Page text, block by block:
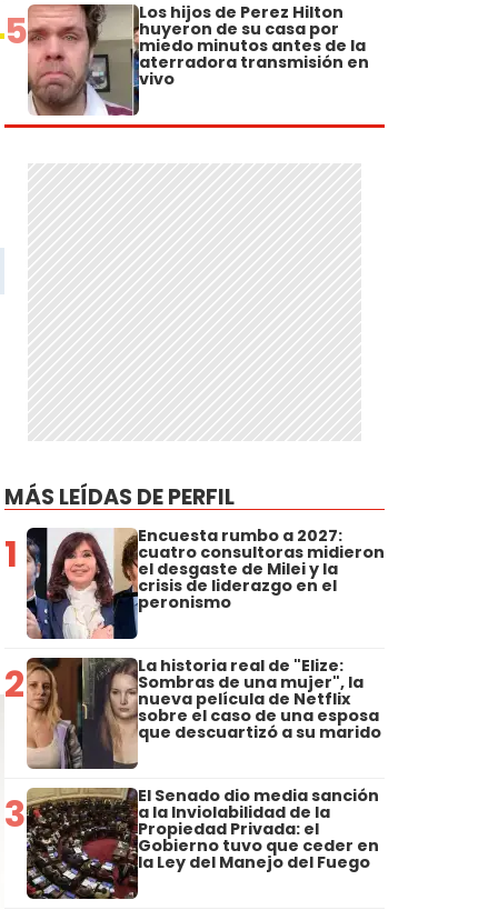
5 Los hijos de Perez Hilton
huyeron de su casa por
miedo minutos antes de la
aterradora transmisión en
vivo
MÁS LEÍDAS DE PERFIL
1 Encuesta rumbo a 2027:
cuatro consultoras midieron
el desgaste de Milei y la
crisis de liderazgo en el
peronismo
2 La historia real de "Elize:
Sombras de una mujer", la
nueva película de Netflix
sobre el caso de una esposa
que descuartizó a su marido
3 El Senado dio media sanción
a la Inviolabilidad de la
Propiedad Privada: el
Gobierno tuvo que ceder en
la Ley del Manejo del Fuego